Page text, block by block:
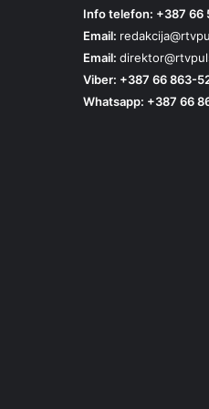
Info telefon: +387 66
Email:
Email:
Viber: +387 66 863-
Whatsapp: +387 66